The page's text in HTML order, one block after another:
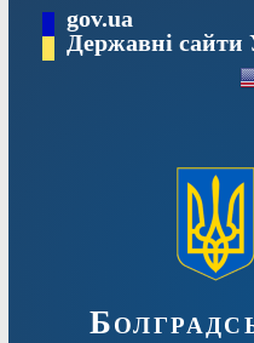
Перейтиgov.ua
Державні сайти